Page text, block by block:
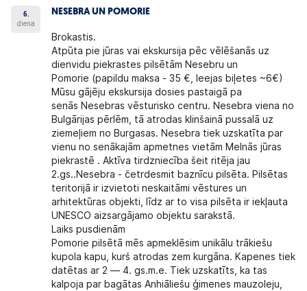
6.
diena
NESEBRA UN POMORIE
Brokastis.
Atpūta pie jūras vai ekskursija pēc vēlēšanās uz
dienvidu piekrastes pilsētām Nesebru un
Pomorie (papildu maksa - 35 €, Ieejas biļetes ~6€)
Mūsu gājēju ekskursija dosies pastaigā pa
senās Nesebras vēsturisko centru. Nesebra viena no
Bulgārijas pērlēm, tā atrodas klinšainā pussalā uz
ziemeļiem no Burgasas. Nesebra tiek uzskatīta par
vienu no senākajām apmetnes vietām Melnās jūras
piekrastē . Aktīva tirdzniecība šeit ritēja jau
2.gs..Nesebra - četrdesmit baznīcu pilsēta. Pilsētas
teritorijā ir izvietoti neskaitāmi vēstures un
arhitektūras objekti, līdz ar to visa pilsēta ir iekļauta
UNESCO aizsargājamo objektu sarakstā.
Laiks pusdienām
Pomorie pilsētāmēs apmeklēsim unikālu trākiešu
kupola kapu, kurš atrodas zem kurgāna. Kapenes tiek
datētas ar 2 — 4. gs.m.e. Tiek uzskatīts, ka tas
kalpoja par bagātas Anhiāliešu ģimenes mauzoleju,